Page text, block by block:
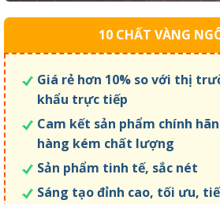
10 CHẤT VÀNG
Giá rẻ hơn 10% so với thị
khẩu trực tiếp
Cam kết sản phẩm chính
hàng kém chất lượng
Sản phẩm tinh tế, sắc nét
Sáng tạo đỉnh cao, tối ưu,